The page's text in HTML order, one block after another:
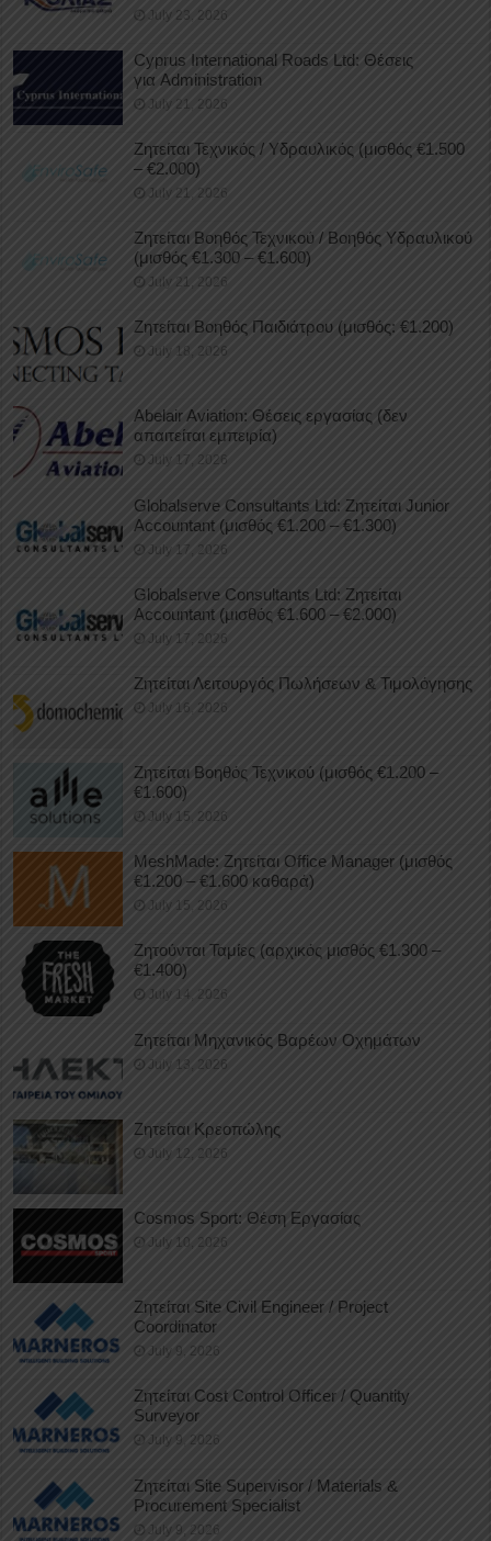
July 23, 2026
Cyprus International Roads Ltd: Θέσεις
για Administration
July 21, 2026
Ζητείται Τεχνικός / Υδραυλικός (μισθός €1.500
– €2.000)
July 21, 2026
Ζητείται Βοηθός Τεχνικού / Βοηθός Υδραυλικού
(μισθός €1.300 – €1.600)
July 21, 2026
Ζητείται Βοηθός Παιδιάτρου (μισθός: €1.200)
July 18, 2026
Abelair Aviation: Θέσεις εργασίας (δεν
απαιτείται εμπειρία)
July 17, 2026
Globalserve Consultants Ltd: Ζητείται Junior
Accountant (μισθός €1.200 – €1.300)
July 17, 2026
Globalserve Consultants Ltd: Ζητείται
Accountant (μισθός €1.600 – €2.000)
July 17, 2026
Ζητείται Λειτουργός Πωλήσεων & Τιμολόγησης
July 16, 2026
Ζητείται Βοηθός Τεχνικού (μισθός €1.200 –
€1.600)
July 15, 2026
MeshMade: Ζητείται Office Manager (μισθός
€1.200 – €1.600 καθαρά)
July 15, 2026
Ζητούνται Ταμίες (αρχικός μισθός €1.300 –
€1.400)
July 14, 2026
Ζητείται Μηχανικός Βαρέων Οχημάτων
July 13, 2026
Ζητείται Κρεοπώλης
July 12, 2026
Cosmos Sport: Θέση Εργασίας
July 10, 2026
Ζητείται Site Civil Engineer / Project
Coordinator
July 9, 2026
Ζητείται Cost Control Officer / Quantity
Surveyor
July 9, 2026
Ζητείται Site Supervisor / Materials &
Procurement Specialist
July 9, 2026